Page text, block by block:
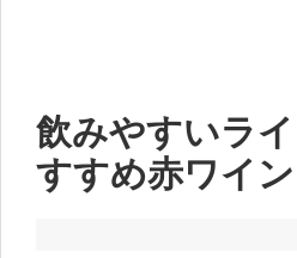
飲みやすいラ
すすめ赤ワイ